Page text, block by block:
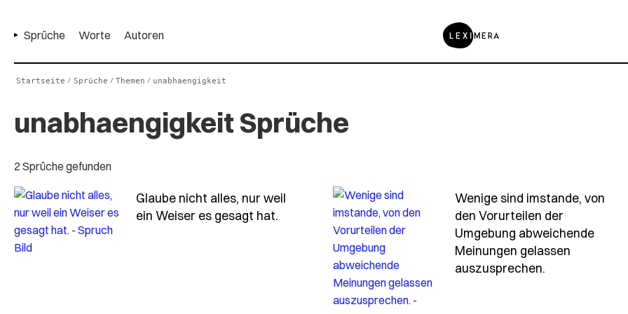
Sprüche Worte Autoren
Startseite / Sprüche / Themen / unabhaengigkeit
unabhaengigkeit Sprüche
2 Sprüche gefunden
Glaube nicht alles, nur weil
ein Weiser es gesagt hat. - Spruch glaube-nicht-alles-nur-weil-ein-weiser-es-gesagt-hat
Wenige sind imstande, von
den Vorurteilen der
Umgebung abweichende
Meinungen gelassen
auszusprechen.